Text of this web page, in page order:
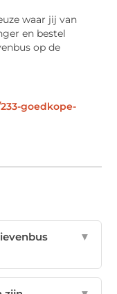
waar jij van
en bestel
op de
goedkope-
▼